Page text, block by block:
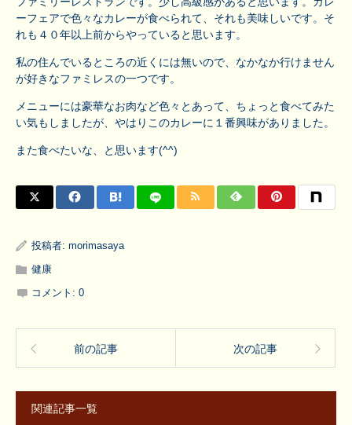
ーフェアで色々なカレーが食べられて、それも美味しいです。そ
れも４０年以上前からやっていると思います。
私の住んでいるところの近くには無いので、なかなか行けません
が好きなファミレスの一つです。
メニューには豪華なお肉など色々とあって、ちょっと食べてみた
い気もしましたが、やはりこのカレーに１番興味がありました。
また食べたいな、と思います(^^)
投稿者: morimasaya
健康
コメント: 0
前の記事 次の記事
関連記事一覧